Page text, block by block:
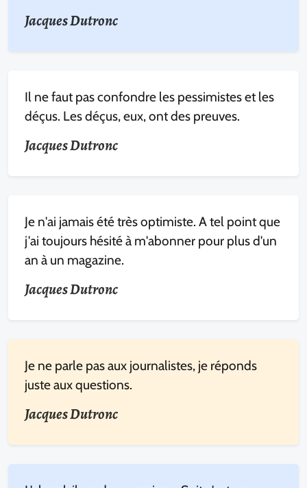
Jacques Dutronc
Il ne faut pas confondre les pessimistes et les
déçus. Les déçus, eux, ont des preuves.
Jacques Dutronc
Je n'ai jamais été très optimiste. A tel point que
j'ai toujours hésité à m'abonner pour plus d'un
an à un magazine.
Jacques Dutronc
Je ne parle pas aux journalistes, je réponds
juste aux questions.
Jacques Dutronc